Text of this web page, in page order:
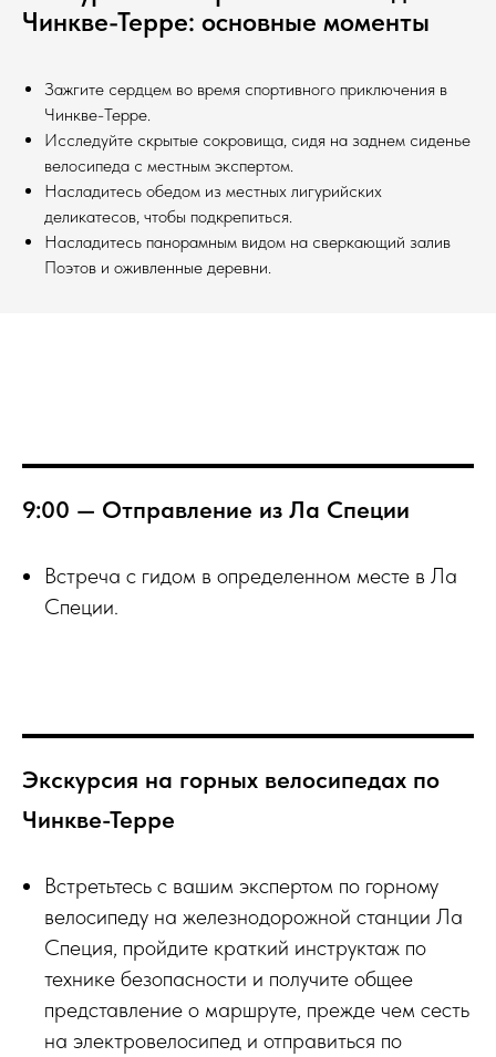
Чинкве-Терре: основные моменты
Зажгите сердцем во время спортивного приключения в
Чинкве-Терре.
Исследуйте скрытые сокровища, сидя на заднем сиденье
велосипеда с местным экспертом.
Насладитесь обедом из местных лигурийских
деликатесов, чтобы подкрепиться.
Насладитесь панорамным видом на сверкающий залив
Поэтов и оживленные деревни.
9:00 — Отправление из Ла Специи
Встреча с гидом в определенном месте в Ла
Специи.
Экскурсия на горных велосипедах по
Чинкве-Терре
Встретьтесь с вашим экспертом по горному
велосипеду на железнодорожной станции Ла
Специя, пройдите краткий инструктаж по
технике безопасности и получите общее
представление о маршруте, прежде чем сесть
на электровелосипед и отправиться по